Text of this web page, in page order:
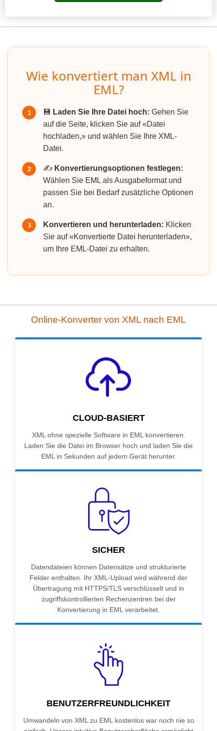
Wie konvertiert man XML in
EML?
1 💾 Laden Sie Ihre Datei hoch: Gehen Sie
auf die Seite, klicken Sie auf «Datei
hochladen,» und wählen Sie Ihre XML-
Datei.
2 ✍️ Konvertierungsoptionen festlegen:
Wählen Sie EML als Ausgabeformat und
passen Sie bei Bedarf zusätzliche Optionen
an.
3 Konvertieren und herunterladen: Klicken
Sie auf «Konvertierte Datei herunterladen»,
um Ihre EML-Datei zu erhalten.
Online-Konverter von XML nach EML
CLOUD-BASIERT
XML ohne spezielle Software in EML konvertieren.
Laden Sie die Datei im Browser hoch und laden Sie die
EML in Sekunden auf jedem Gerät herunter.
SICHER
Datendateien können Datensätze und strukturierte
Felder enthalten. Ihr XML-Upload wird während der
Übertragung mit HTTPS/TLS verschlüsselt und in
zugriffskontrollierten Rechenzentren bei der
Konvertierung in EML verarbeitet.
BENUTZERFREUNDLICHKEIT
Umwandeln von XML zu EML kostenlos war noch nie so